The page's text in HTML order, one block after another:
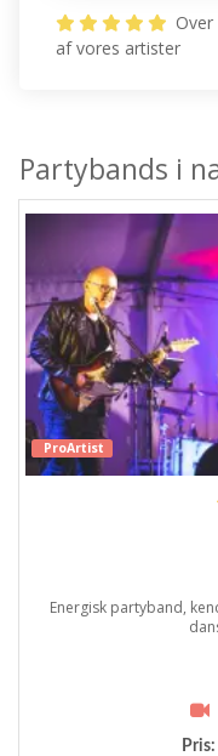
af vores artister
Partybands i
ProArtist
Energisk partyband,
Pris: